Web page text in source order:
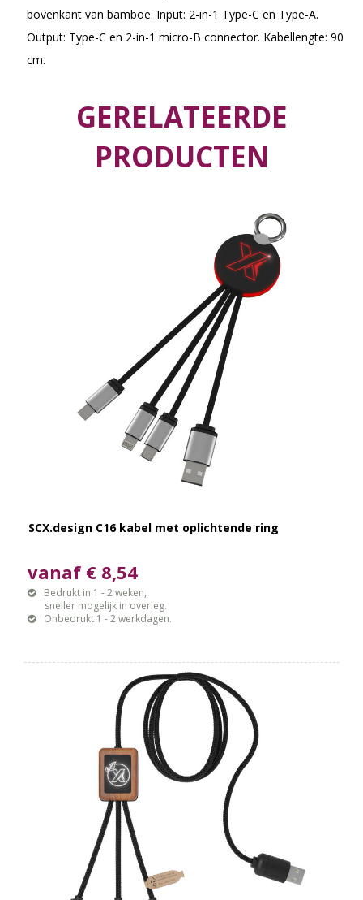
bovenkant van bamboe. Input: 2-in-1 Type-C en Type-A.
Output: Type-C en 2-in-1 micro-B connector. Kabellengte: 90
cm.
GERELATEERDE
PRODUCTEN
SCX.design C16 kabel met oplichtende ring
vanaf € 8,54
Bedrukt in 1 - 2 weken,
sneller mogelijk in overleg.
Onbedrukt 1 - 2 werkdagen.